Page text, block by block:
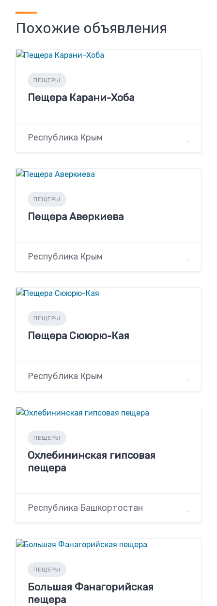
Похожие объявления
ПЕЩЕРЫ
Пещера Карани-Хоба
Республика Крым
ПЕЩЕРЫ
Пещера Аверкиева
Республика Крым
ПЕЩЕРЫ
Пещера Сююрю-Кая
Республика Крым
ПЕЩЕРЫ
Охлебининская гипсовая
пещера
Республика Башкортостан
ПЕЩЕРЫ
Большая Фанагорийская
пещера